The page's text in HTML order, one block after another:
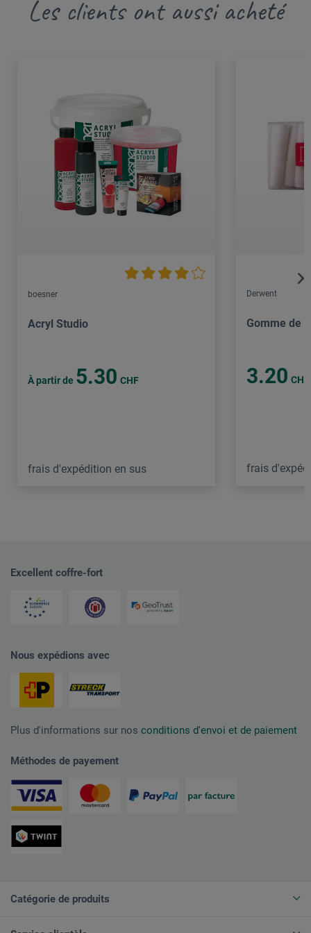
Les clients ont aussi acheté
boesner
Acryl Studio
À partir de 5.30 CHF
frais d'expédition en sus
Derwent
Gomme de
3.20 CHF
frais
Excellent coffre-fort
Nous expédions avec
Plus d'informations sur nos conditions d'envoi et de paiement
Méthodes de payement
Catégorie de produits